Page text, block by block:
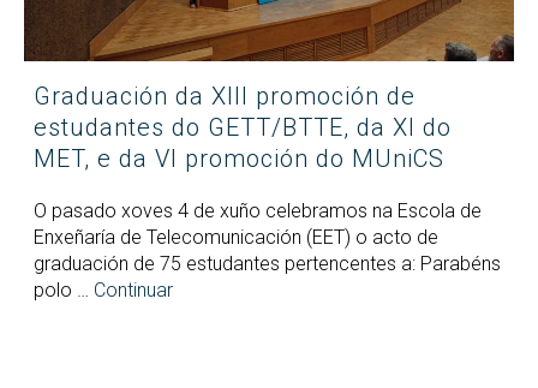
Graduación da XIII promoción de
estudantes do GETT/BTTE, da XI do
MET, e da VI promoción do MUniCS
O pasado xoves 4 de xuño celebramos na Escola de
Enxeñaría de Telecomunicación (EET) o acto de
graduación de 75 estudantes pertencentes a: Parabéns
polo … Continuar